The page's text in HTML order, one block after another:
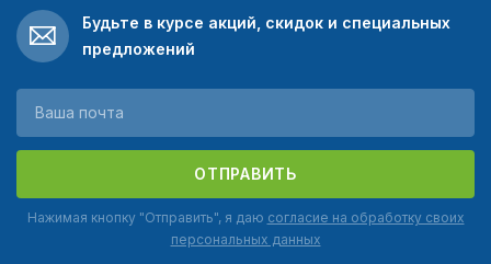
Будьте в курсе акций, скидок и специальных
предложений
ОТПРАВИТЬ
Нажимая кнопку "Отправить", я даю согласие на обработку своих
персональных данных